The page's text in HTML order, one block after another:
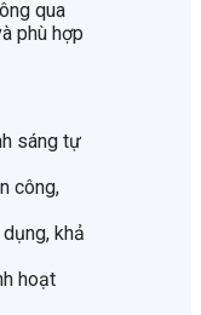
qua
phù hợp
sáng tự
công,
khả
hoạt